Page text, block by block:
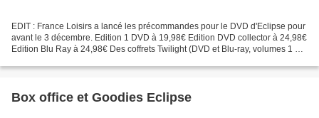
EDIT : France Loisirs a lancé les précommandes pour le DVD d'Eclipse pour
avant le 3 décembre. Edition 1 DVD à 19,98€ Edition DVD collector à 24,98€
Edition Blu Ray à 24,98€ Des coffrets Twilight (DVD et Blu-ray, volumes 1 à
Box office et Goodies Eclipse